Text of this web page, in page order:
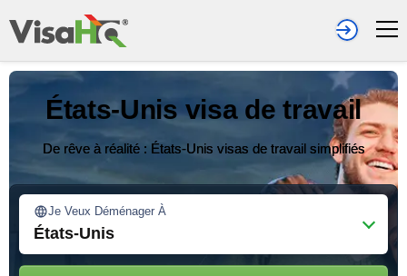
États-Unis visa de travail
De rêve à réalité : États-Unis visas de travail simplifiés
Je Veux Déménager À
États-Unis